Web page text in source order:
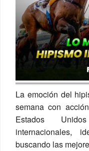
La emoción del
semana con
Estados
internacionales,
buscando las